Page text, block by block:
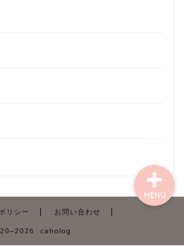
リシー お問い合わせ
caholog
MENU